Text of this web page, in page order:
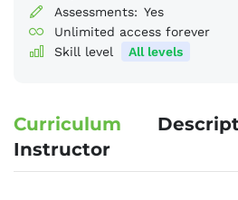
Curriculum
Instructor
Assessments: Yes
Unlimited access forever
Skill level
All levels